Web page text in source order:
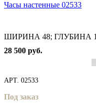
Часы настенные 02533
ШИРИНА 48; ГЛУБИНА
28 500 руб.
АРТ. 02533
Под заказ